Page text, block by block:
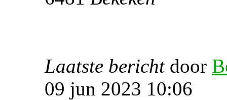
Laatste bericht door
09 jun 2023 10:06